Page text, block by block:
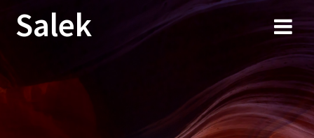
Przejdź
do
Salek